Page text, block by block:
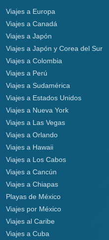
Viajes a Europa
Viajes a Canadá
Viajes a Japón
Viajes a Japón y Corea del Sur
Viajes a Colombia
Viajes a Perú
Viajes a Sudamérica
Viajes a Estados Unidos
Viajes a Nueva York
Viajes a Las Vegas
Viajes a Orlando
Viajes a Hawaii
Viajes a Los Cabos
Viajes a Cancún
Viajes a Chiapas
Playas de México
Viajes por México
Viajes al Caribe
Viajes a Cuba